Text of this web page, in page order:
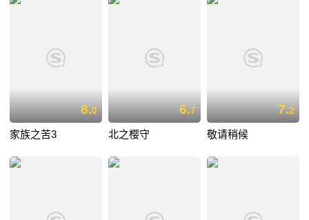
8.0
家族之苦3
6.7
北之樱守
7.2
敬请稍候